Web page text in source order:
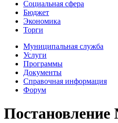
Социальная сфера
Бюджет
Экономика
Торги
Муниципальная служба
Услуги
Программы
Документы
Справочная информация
Форум
Постановление